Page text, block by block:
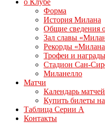
о Клубе
Форма
История Милана
Общие сведения
Зал славы
Рекорды
Трофеи и
Стадион Сан-
Миланелло
Матчи
Календарь
Купить билеты
Таблица Серии А
Контакты